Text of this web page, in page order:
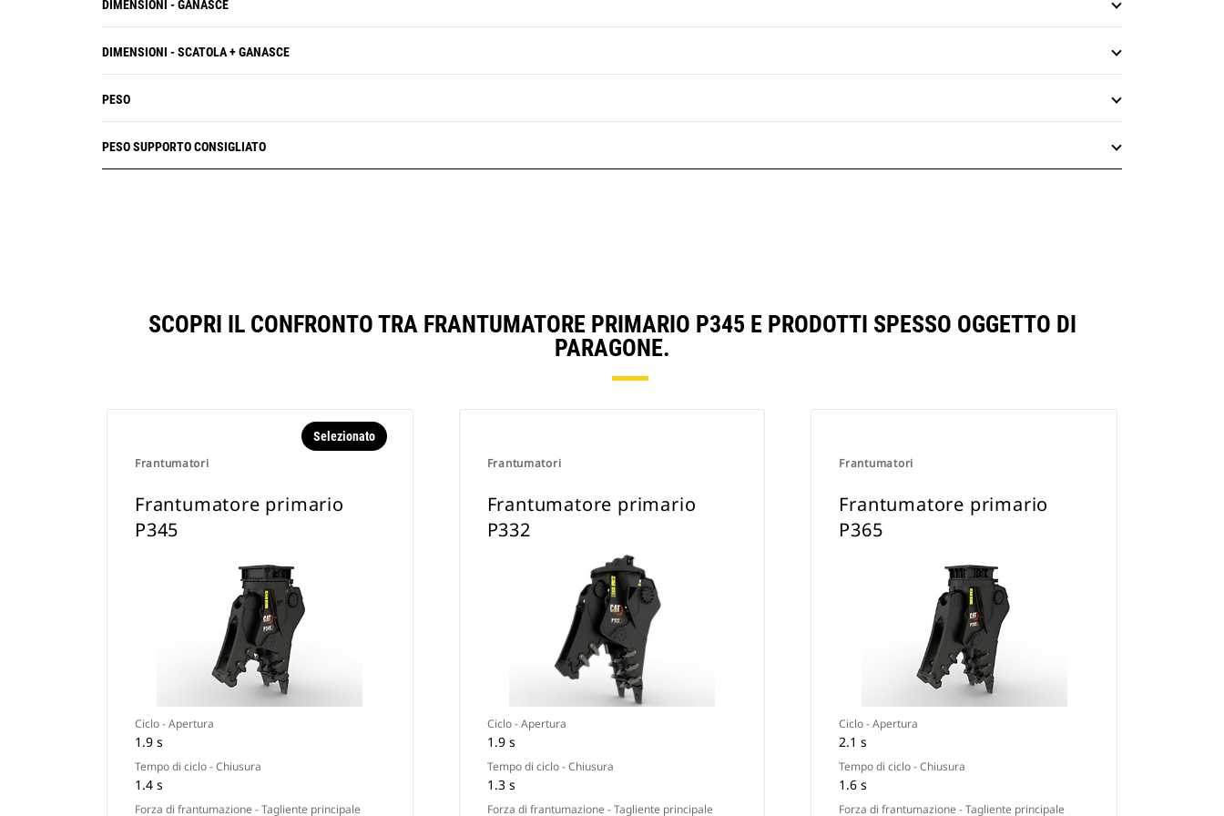
DIMENSIONI - GANASCE
DIMENSIONI - SCATOLA + GANASCE
PESO
PESO SUPPORTO CONSIGLIATO
SCOPRI IL CONFRONTO TRA FRANTUMATORE PRIMARIO P345 E PRODOTTI SPESSO OGGETTO DI
PARAGONE.
Frantumatori
Selezionato
Frantumatore primario
P345
Ciclo - Apertura
1.9 s
Tempo di ciclo - Chiusura
1.4 s
Forza di frantumazione - Tagliente principale
Frantumatori
Frantumatore primario
P332
Ciclo - Apertura
1.9 s
Tempo di ciclo - Chiusura
1.3 s
Forza di frantumazione - Tagliente principale
Frantumatori
Frantumatore primario
P365
Ciclo - Apertura
2.1 s
Tempo di ciclo - Chiusura
1.6 s
Forza di frantumazione - Tagliente principale